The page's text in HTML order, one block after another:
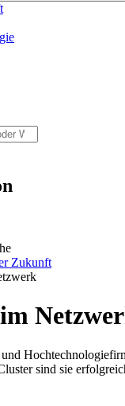
Zukunft
sind sie